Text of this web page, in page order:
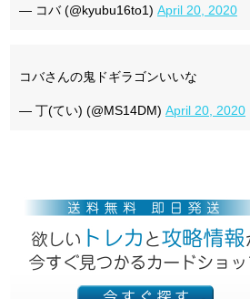
— コバ (@kyubu16to1) April 20, 2020
コバさんの鬼ドギラゴンいいな
— 丁(てい) (@MS14DM) April 20, 2020